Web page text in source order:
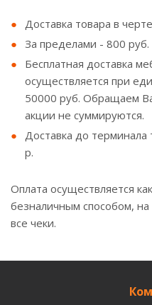
Доставка товара в
За пределами - 800 руб.
Бесплатная доставка
осуществляется при
50000 руб. Обращаем
акции не суммируются.
Доставка до терминала
р.
Оплата осуществляется
безналичным способом,
все чеки.